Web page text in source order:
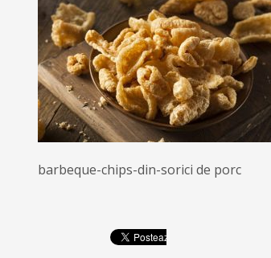
barbeque-chips-din-sorici de porc